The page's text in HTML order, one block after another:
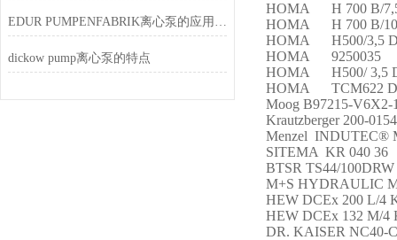
EDUR PUMPENFABRIK离心泵的应用特点
dickow pump离心泵的特点
HOMA H 700
HOMA H 700 B/
HOMA H500/3,5
HOMA 9250035
HOMA H500/ 3,5
HOMA TCM622
Moog B97215-V6X2-
Krautzberger 200-0154
Menzel INDUTEC®
SITEMA KR 040 36
BTSR TS44/100DRW
M+S HYDRAULIC
HEW DCEx 200 L/4
HEW DCEx 132 M/4
DR. KAISER NC40-